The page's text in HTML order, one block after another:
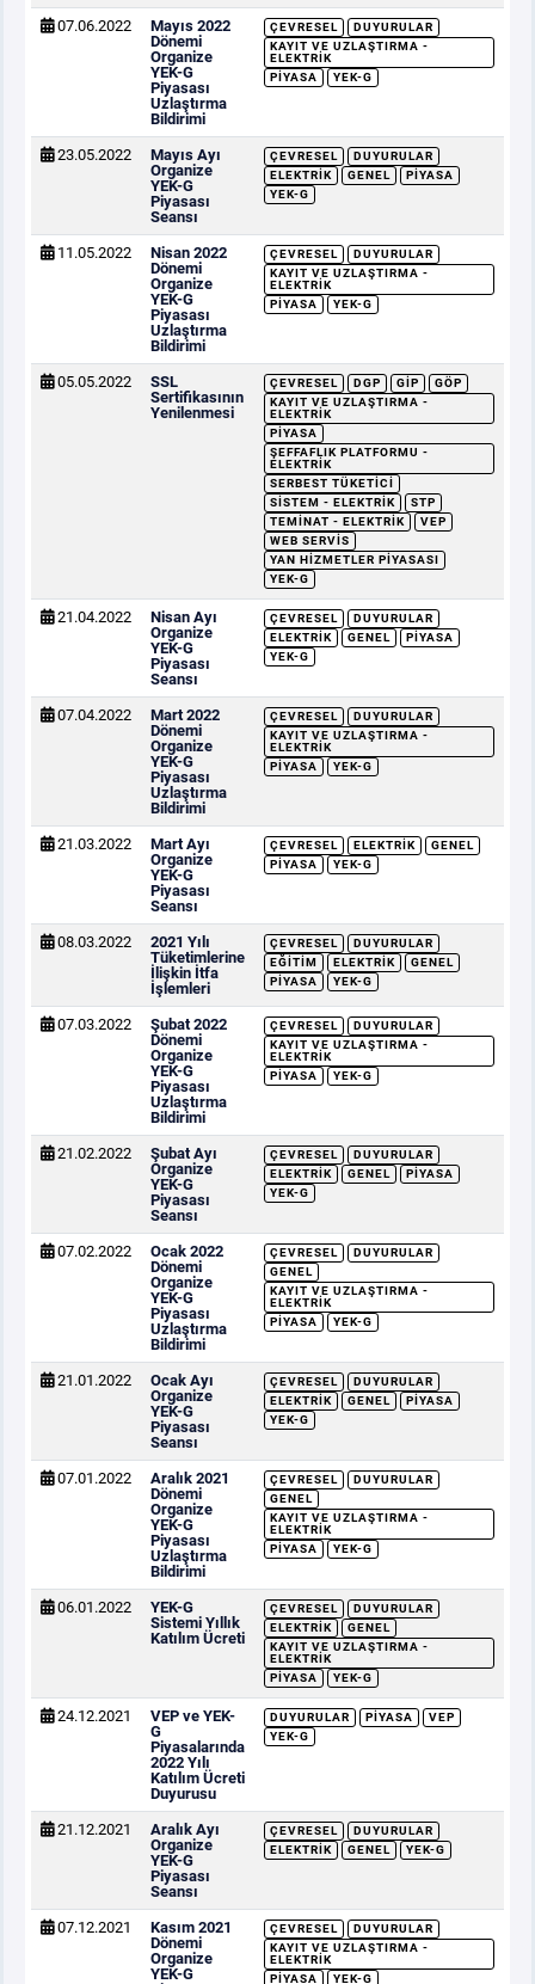
07.06.2022
Mayıs 2022
Dönemi
Organize
YEK-G
Piyasası
Uzlaştırma
Bildirimi
ÇEVRESEL
DUYURULAR
KAYIT VE UZLAŞTIRMA -
ELEKTRIK
PIYASA
YEK-G
23.05.2022
Mayıs Ayı
Organize
YEK-G
Piyasası
Seansı
ÇEVRESEL
DUYURULAR
ELEKTRIK
GENEL
PIYASA
YEK-G
11.05.2022
Nisan 2022
Dönemi
Organize
YEK-G
Piyasası
Uzlaştırma
Bildirimi
ÇEVRESEL
DUYURULAR
KAYIT VE UZLAŞTIRMA -
ELEKTRIK
PIYASA
YEK-G
05.05.2022
SSL
Sertifikasının
Yenilenmesi
ÇEVRESEL DGP GİP
GÖP
KAYIT VE UZLAŞTIRMA -
ELEKTRIK
PIYASA
ŞEFFAFLIK PLATFORMU -
ELEKTRIK
SERBEST TÜKETICI
SISTEM - ELEKTRIK
STP
TEMINAT - ELEKTRIK
VEP
WEB SERVIS
YAN HIZMETLER PIYASASI
YEK-G
21.04.2022
Nisan Ayı
Organize
YEK-G
Piyasası
Seansı
ÇEVRESEL
DUYURULAR
ELEKTRIK
GENEL
PIYASA
YEK-G
07.04.2022
Mart 2022
Dönemi
Organize
YEK-G
Piyasası
Uzlaştırma
Bildirimi
ÇEVRESEL
DUYURULAR
KAYIT VE UZLAŞTIRMA -
ELEKTRIK
PIYASA
YEK-G
21.03.2022
Mart Ayı
Organize
YEK-G
Piyasası
Seansı
ÇEVRESEL ELEKTRIK
GENEL
PIYASA
YEK-G
08.03.2022
2021 Yılı
Tüketimlerine
İlişkin İtfa
İşlemleri
ÇEVRESEL
DUYURULAR
EĞITIM
ELEKTRIK
GENEL
PIYASA
YEK-G
07.03.2022
Şubat 2022
Dönemi
Organize
YEK-G
Piyasası
Uzlaştırma
Bildirimi
ÇEVRESEL
DUYURULAR
KAYIT VE UZLAŞTIRMA -
ELEKTRIK
PIYASA
YEK-G
21.02.2022
Şubat Ayı
Organize
YEK-G
Piyasası
Seansı
ÇEVRESEL
DUYURULAR
ELEKTRIK
GENEL
PIYASA
YEK-G
07.02.2022
Ocak 2022
Dönemi
Organize
YEK-G
Piyasası
Uzlaştırma
Bildirimi
ÇEVRESEL
DUYURULAR
GENEL
KAYIT VE UZLAŞTIRMA -
ELEKTRIK
PIYASA
YEK-G
21.01.2022
Ocak Ayı
Organize
YEK-G
Piyasası
Seansı
ÇEVRESEL
DUYURULAR
ELEKTRIK
GENEL
PIYASA
YEK-G
07.01.2022
Aralık 2021
Dönemi
Organize
YEK-G
Piyasası
Uzlaştırma
Bildirimi
ÇEVRESEL
DUYURULAR
GENEL
KAYIT VE UZLAŞTIRMA -
ELEKTRIK
PIYASA
YEK-G
06.01.2022
YEK-G
Sistemi Yıllık
Katılım Ücreti
ÇEVRESEL
DUYURULAR
ELEKTRIK
GENEL
KAYIT VE UZLAŞTIRMA -
ELEKTRIK
PIYASA
YEK-G
24.12.2021
VEP ve YEK-
G
Piyasalarında
2022 Yılı
Katılım Ücreti
Duyurusu
DUYURULAR PIYASA
VEP
YEK-G
21.12.2021
Aralık Ayı
Organize
YEK-G
Piyasası
Seansı
ÇEVRESEL
DUYURULAR
ELEKTRIK
GENEL YEK-G
07.12.2021
Kasım 2021
Dönemi
Organize
YEK-G
ÇEVRESEL
DUYURULAR
KAYIT VE UZLAŞTIRMA -
ELEKTRIK
PIYASA
YEK-G